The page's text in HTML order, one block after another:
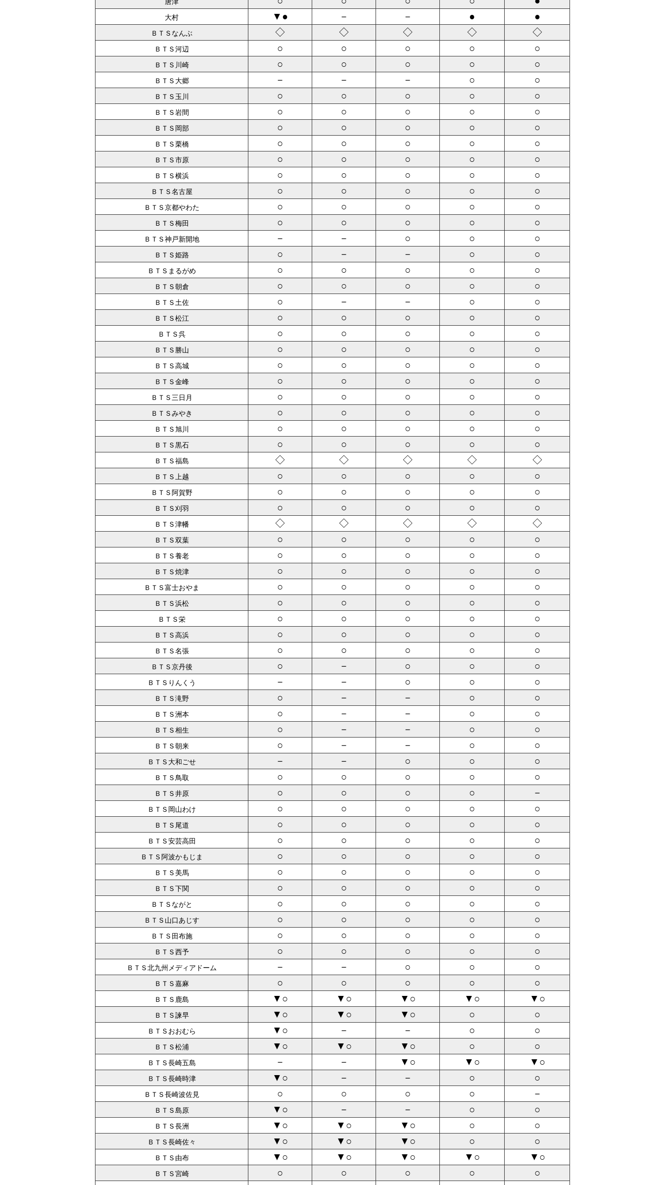
大村 ▼● － － ● ●
ＢＴＳなんぶ ◇ ◇ ◇ ◇ ◇
ＢＴＳ河辺 ○ ○ ○ ○ ○
ＢＴＳ川崎 ○ ○ ○ ○ ○
ＢＴＳ大郷 － － － ○ ○
ＢＴＳ玉川 ○ ○ ○ ○ ○
ＢＴＳ岩間 ○ ○ ○ ○ ○
ＢＴＳ岡部 ○ ○ ○ ○ ○
ＢＴＳ栗橋 ○ ○ ○ ○ ○
ＢＴＳ市原 ○ ○ ○ ○ ○
ＢＴＳ横浜 ○ ○ ○ ○ ○
ＢＴＳ名古屋 ○ ○ ○ ○ ○
ＢＴＳ京都やわた ○ ○ ○ ○ ○
ＢＴＳ梅田 ○ ○ ○ ○ ○
ＢＴＳ神戸新開地 － － ○ ○ ○
ＢＴＳ姫路 ○ － － ○ ○
ＢＴＳまるがめ ○ ○ ○ ○ ○
ＢＴＳ朝倉 ○ ○ ○ ○ ○
ＢＴＳ土佐 ○ － － ○ ○
ＢＴＳ松江 ○ ○ ○ ○ ○
ＢＴＳ呉 ○ ○ ○ ○ ○
ＢＴＳ勝山 ○ ○ ○ ○ ○
ＢＴＳ高城 ○ ○ ○ ○ ○
ＢＴＳ金峰 ○ ○ ○ ○ ○
ＢＴＳ三日月 ○ ○ ○ ○ ○
ＢＴＳみやき ○ ○ ○ ○ ○
ＢＴＳ旭川 ○ ○ ○ ○ ○
ＢＴＳ黒石 ○ ○ ○ ○ ○
ＢＴＳ福島 ◇ ◇ ◇ ◇ ◇
ＢＴＳ上越 ○ ○ ○ ○ ○
ＢＴＳ阿賀野 ○ ○ ○ ○ ○
ＢＴＳ刈羽 ○ ○ ○ ○ ○
ＢＴＳ津幡 ◇ ◇ ◇ ◇ ◇
ＢＴＳ双葉 ○ ○ ○ ○ ○
ＢＴＳ養老 ○ ○ ○ ○ ○
ＢＴＳ焼津 ○ ○ ○ ○ ○
ＢＴＳ富士おやま ○ ○ ○ ○ ○
ＢＴＳ浜松 ○ ○ ○ ○ ○
ＢＴＳ栄 ○ ○ ○ ○ ○
ＢＴＳ高浜 ○ ○ ○ ○ ○
ＢＴＳ名張 ○ ○ ○ ○ ○
ＢＴＳ京丹後 ○ － ○ ○ ○
ＢＴＳりんくう － － ○ ○ ○
ＢＴＳ滝野 ○ － － ○ ○
ＢＴＳ洲本 ○ － － ○ ○
ＢＴＳ相生 ○ － － ○ ○
ＢＴＳ朝来 ○ － － ○ ○
ＢＴＳ大和ごせ － － ○ ○ ○
ＢＴＳ鳥取 ○ ○ ○ ○ ○
ＢＴＳ井原 ○ ○ ○ ○ －
ＢＴＳ岡山わけ ○ ○ ○ ○ ○
ＢＴＳ尾道 ○ ○ ○ ○ ○
ＢＴＳ安芸高田 ○ ○ ○ ○ ○
ＢＴＳ阿波かもじま ○ ○ ○ ○ ○
ＢＴＳ美馬 ○ ○ ○ ○ ○
ＢＴＳ下関 ○ ○ ○ ○ ○
ＢＴＳながと ○ ○ ○ ○ ○
ＢＴＳ山口あじす ○ ○ ○ ○ ○
ＢＴＳ田布施 ○ ○ ○ ○ ○
ＢＴＳ西予 ○ ○ ○ ○ ○
ＢＴＳ北九州メディアドーム － － ○ ○ ○
ＢＴＳ嘉麻 ○ ○ ○ ○ ○
ＢＴＳ鹿島 ▼○ ▼○ ▼○ ▼○ ▼○
ＢＴＳ諫早 ▼○ ▼○ ▼○ ○ ○
ＢＴＳおおむら ▼○ － － ○ ○
ＢＴＳ松浦 ▼○ ▼○ ▼○ ○ ○
ＢＴＳ長崎五島 － － ▼○ ▼○ ▼○
ＢＴＳ長崎時津 ▼○ － － ○ ○
ＢＴＳ長崎波佐見 ○ ○ ○ ○ －
ＢＴＳ島原 ▼○ － － ○ ○
ＢＴＳ長洲 ▼○ ▼○ ▼○ ○ ○
ＢＴＳ長崎佐々 ▼○ ▼○ ▼○ ○ ○
ＢＴＳ由布 ▼○ ▼○ ▼○ ▼○ ▼○
ＢＴＳ宮崎 ○ ○ ○ ○
○